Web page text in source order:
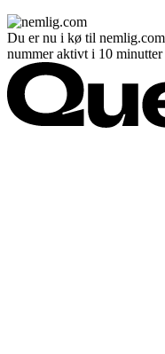
Du er nu i kø til
nummer aktivt i 10 minutter